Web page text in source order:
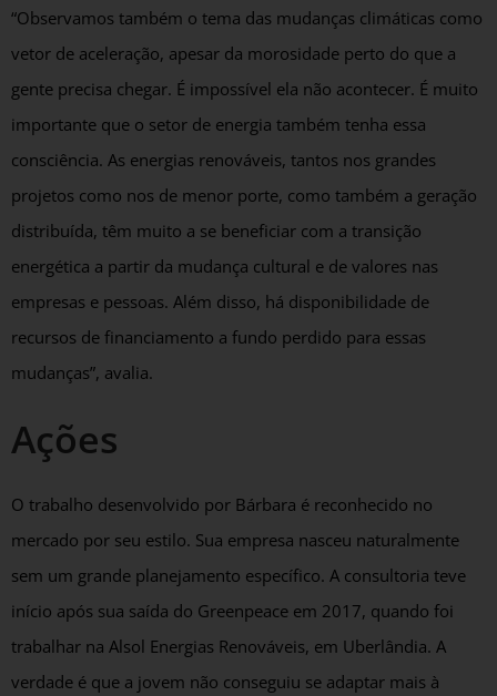
“Observamos também o tema das mudanças climáticas como
vetor de aceleração, apesar da morosidade perto do que a
gente precisa chegar. É impossível ela não acontecer. É muito
importante que o setor de energia também tenha essa
consciência. As energias renováveis, tantos nos grandes
projetos como nos de menor porte, como também a geração
distribuída, têm muito a se beneficiar com a transição
energética a partir da mudança cultural e de valores nas
empresas e pessoas. Além disso, há disponibilidade de
recursos de financiamento a fundo perdido para essas
mudanças”, avalia.
Ações
O trabalho desenvolvido por Bárbara é reconhecido no
mercado por seu estilo. Sua empresa nasceu naturalmente
sem um grande planejamento específico. A consultoria teve
início após sua saída do Greenpeace em 2017, quando foi
trabalhar na Alsol Energias Renováveis, em Uberlândia. A
verdade é que a jovem não conseguiu se adaptar mais à